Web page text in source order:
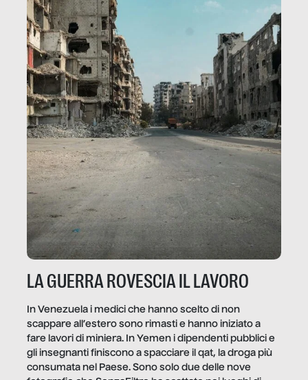
LA GUERRA ROVESCIA IL LAVORO
In Venezuela i medici che hanno scelto di non
scappare all’estero sono rimasti e hanno iniziato a
fare lavori di miniera. In Yemen i dipendenti pubblici e
gli insegnanti finiscono a spacciare il qat, la droga più
consumata nel Paese. Sono solo due delle nove